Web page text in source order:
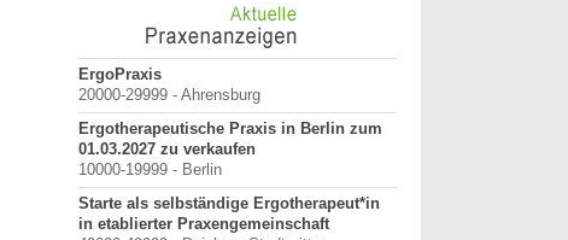
ErgoPraxis
20000-29999 - Ahrensburg
Ergotherapeutische Praxis in Berlin zum
01.03.2027 zu verkaufen
10000-19999 - Berlin
Starte als selbständige Ergotherapeut*in
in etablierter Praxengemeinschaft